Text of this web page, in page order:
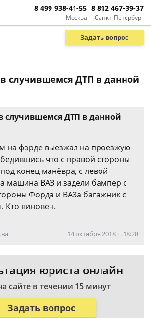
Москва
8 499 938-41-55
Санкт-Петербург
8 812 467-39-37
Задать вопрос
случившемся ДТП в данной
случившемся ДТП в данной
на форде выезжал на проезжую
что с правой стороны
конец манёвра, с левой
машина ВАЗ и задели бампер с
Форда и ВАЗа багажник с
Кто виновен.
14 октября 2018 г. 18:28
юриста онлайн
сайте в течении 15 минут
Задать вопрос